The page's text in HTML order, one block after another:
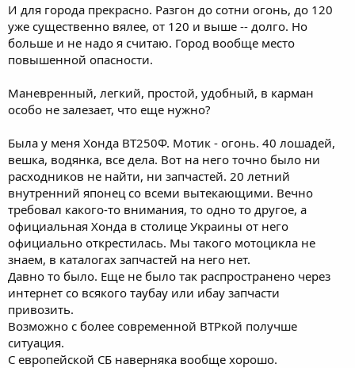
И для города прекрасно. Разгон до сотни огонь, до 120
уже существенно вялее, от 120 и выше -- долго. Но
больше и не надо я считаю. Город вообще место
повышенной опасности.
Маневренный, легкий, простой, удобный, в карман
особо не залезает, что еще нужно?
Была у меня Хонда ВТ250Ф. Мотик - огонь. 40 лошадей,
вешка, водянка, все дела. Вот на него точно было ни
расходников не найти, ни запчастей. 20 летний
внутренний японец со всеми вытекающими. Вечно
требовал какого-то внимания, то одно то другое, а
официальная Хонда в столице Украины от него
официально открестилась. Мы такого мотоцикла не
знаем, в каталогах запчастей на него нет.
Давно то было. Еще не было так распространено через
интернет со всякого таубау или ибау запчасти
привозить.
Возможно с более современной ВТРкой получше
ситуация.
С европейской СБ наверняка вообще хорошо.